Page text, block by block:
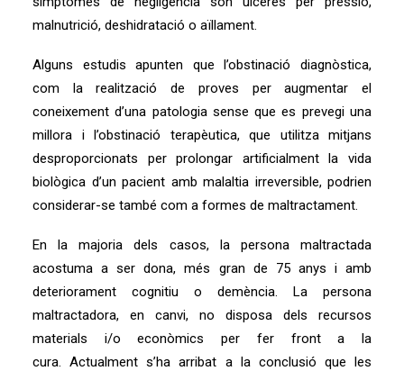
malnutrició, deshidratació o aïllament.
Alguns estudis apunten que l’obstinació diagnòstica,
com la realització de proves per augmentar el
coneixement d’una patologia sense que es prevegi una
millora i l’obstinació terapèutica, que utilitza mitjans
desproporcionats per prolongar artificialment la vida
biològica d’un pacient amb malaltia irreversible, podrien
considerar-se també com a formes de maltractament.
En la majoria dels casos, la persona maltractada
acostuma a ser dona, més gran de 75 anys i amb
deteriorament cognitiu o demència. La persona
maltractadora, en canvi, no disposa dels recursos
materials i/o econòmics per fer front a la
cura. Actualment s’ha arribat a la conclusió que les